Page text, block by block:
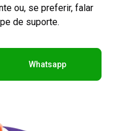
ou, se preferir, falar
de suporte.
Whatsapp